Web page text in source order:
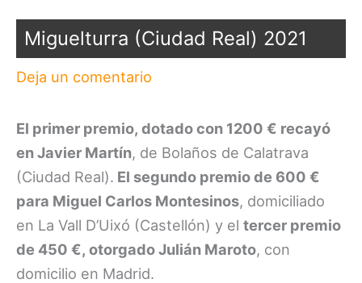
Miguelturra (Ciudad Real) 2021
Deja un comentario
El primer premio, dotado con 1200 € recayó
en Javier Martín, de Bolaños de Calatrava
(Ciudad Real). El segundo premio de 600 €
para Miguel Carlos Montesinos, domiciliado
en La Vall D’Uixó (Castellón) y el tercer premio
de 450 €, otorgado Julián Maroto, con
domicilio en Madrid.